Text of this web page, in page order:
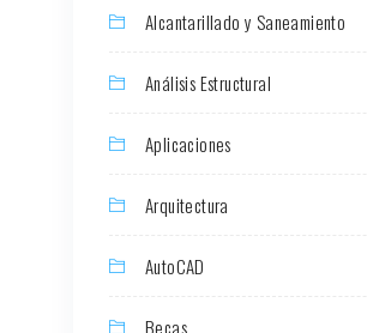
Alcantarillado y Saneamiento
Análisis Estructural
Aplicaciones
Arquitectura
AutoCAD
Becas